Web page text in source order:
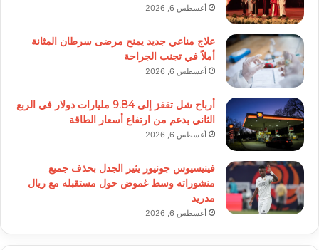
أغسطس 6, 2026
علاج مناعي جديد يمنح مرضى سرطان المثانة
أملاً في تجنب الجراحة
أغسطس 6, 2026
أرباح شل تقفز إلى 9.84 مليارات دولار في الربع
الثاني بدعم من ارتفاع أسعار الطاقة
أغسطس 6, 2026
فينيسيوس جونيور يثير الجدل بحذف جميع
منشوراته وسط غموض حول مستقبله مع ريال
مدريد
أغسطس 6, 2026